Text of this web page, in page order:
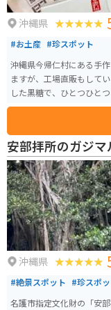
沖縄県
#お土産 #珍スポット
沖縄県今帰仁村にある手
ますが、工場直販もして
した黒糖で、ひとつひと
「ブラウンシュガージン
のような健康的でバラエ
テ」という大賞を受賞し
安部拝所のガジマ
沖縄県
#絶景スポット #珍スポ
名護市指定文化財の「安